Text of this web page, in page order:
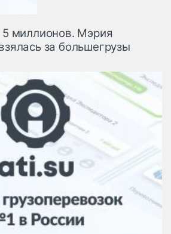
миллионов. Мэрия
за большегрузы